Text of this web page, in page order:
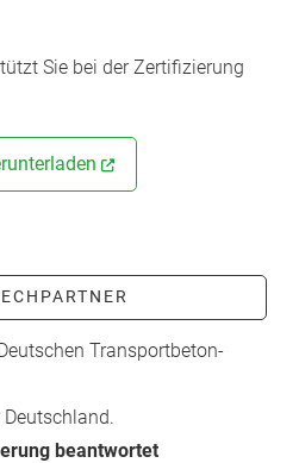
Sie bei der Zertifizierung
Transport­beton­
Deutschland.
beantwortet